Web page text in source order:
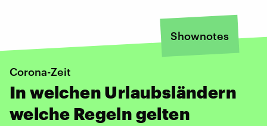
Shownotes
Corona-Zeit
In welchen Urlaubsländern
welche Regeln gelten